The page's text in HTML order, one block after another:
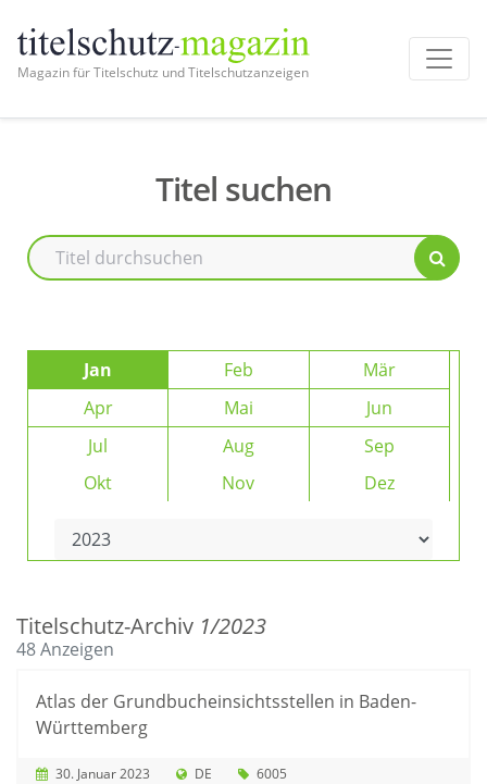
Magazin für Titelschutz und Titelschutzanzeigen
Titel suchen
Jan Feb
Mär
Apr
Mai
Jun
Jul
Aug
Sep
Okt
Nov Dez
Titelschutz-Archiv 1/2023
48 Anzeigen
Atlas der Grundbucheinsichtsstellen in Baden-
Württemberg
30. Januar 2023 DE 6005